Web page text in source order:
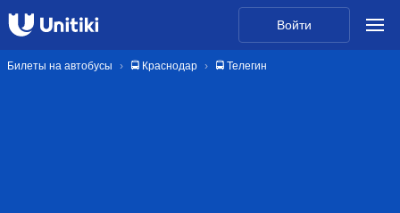
Войти
Билеты на автобусы 🚍 Краснодар 🚍 Телегин